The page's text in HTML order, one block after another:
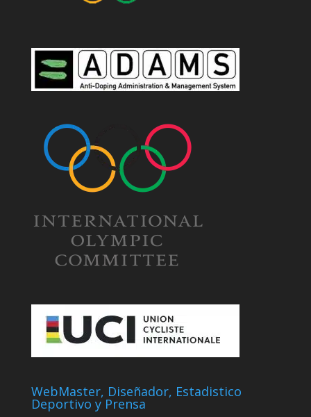
WebMaster, Diseñador, Estadistico
Deportivo y Prensa